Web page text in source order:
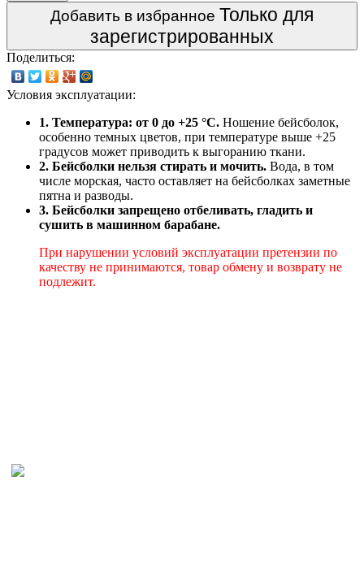
Добавить в избранное Только для
зарегистрированных
Поделиться:
Условия эксплуатации:
1. Температура: от 0 до +25 °C. Ношение бейсболок,
особенно темных цветов, при температуре выше +25
градусов может приводить к выгоранию ткани.
2. Бейсболки нельзя стирать и мочить. Вода, в том
числе морская, часто оставляет на бейсболках заметные
пятна и разводы.
3. Бейсболки запрещено отбеливать, гладить и
сушить в машинном барабане.
При нарушении условий эксплуатации претензии по
качеству не принимаются, товар обмену и возврату не
подлежит.